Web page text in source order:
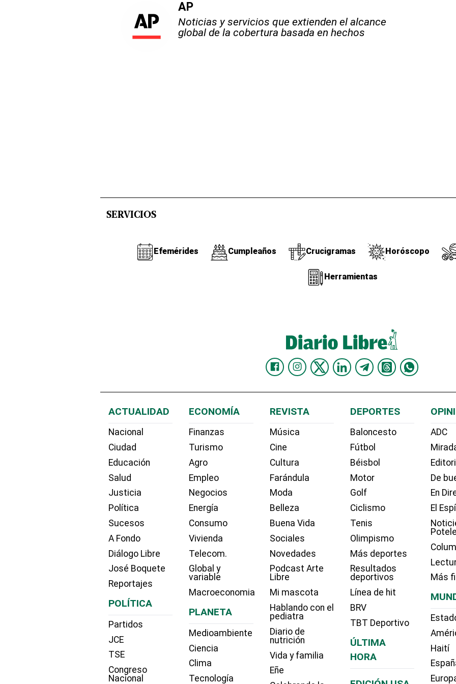
AP
Noticias y servicios que extienden el alcance
global de la cobertura basada en hechos
SERVICIOS
Efemérides Cumpleaños Crucigramas Horóscopo
Herramientas
ACTUALIDAD
Nacional
Ciudad
Educación
Salud
Justicia
Política
Sucesos
A Fondo
Diálogo Libre
José Boquete
Reportajes
POLÍTICA
Partidos
JCE
TSE
Congreso
Nacional
ECONOMÍA
Finanzas
Turismo
Agro
Empleo
Negocios
Energía
Consumo
Vivienda
Telecom.
Global y
variable
Macroeconomia
PLANETA
Medioambiente
Ciencia
Clima
Tecnología
REVISTA
Música
Cine
Cultura
Farándula
Moda
Belleza
Buena Vida
Sociales
Novedades
Podcast Arte
Libre
Mi mascota
Hablando con el
pediatra
Diario de
nutrición
Vida y familia
Eñe
DEPORTES
Baloncesto
Fútbol
Béisbol
Motor
Golf
Ciclismo
Tenis
Olimpismo
Más deportes
Resultados
deportivos
Línea de hit
BRV
TBT Deportivo
ÚLTIMA
HORA
ADC
De
En
El
Más
Haití